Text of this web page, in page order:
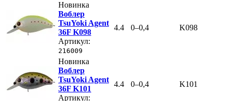
Новинка
Воблер
TsuYoki Agent
36F K098
Артикул:
216009
4.4 0–0,4 K098
Новинка
Воблер
TsuYoki Agent
36F K101
Артикул:
4.4 0–0,4 K101